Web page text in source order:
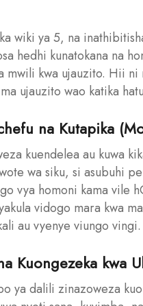
wiki ya 5, na
hedhi kunatokana na
mwili kwa ujauzito. Hii
ujauzito wao katika
na Kutapika
kuendelea au kuwa
wa siku, si asubuhi
vya homoni kama vile
vidogo mara kwa
au vyenye viungo vingi.
Kuongezeka kwa
ya dalili zinazoweza